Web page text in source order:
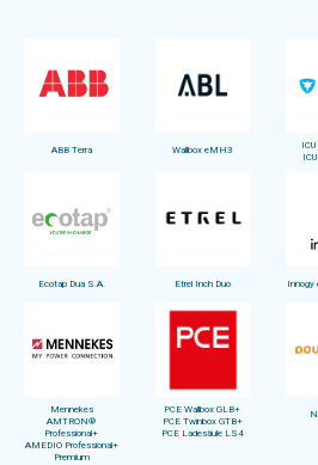
ABB Terra Wallbox eMH3
Ecotap Dua S.A. Etrel Inch Duo Innogy
Mennekes
AMTRON®
Professional+
AMEDIO Professional+
Premium
PCE Wallbox GLB+
PCE Twinbox GTB+
PCE Ladesäule LS4